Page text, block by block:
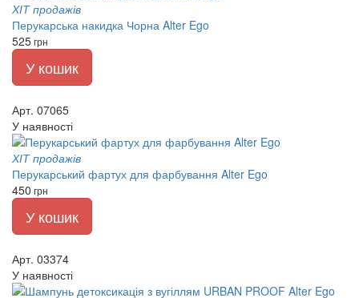
ХІТ продажів
Перукарська накидка Чорна Alter Ego
525грн
У кошик
Арт. 07065
У наявності
ХІТ продажів
Перукарський фартух для фарбування Alter Ego
450 грн
У кошик
Арт. 03374
У наявності